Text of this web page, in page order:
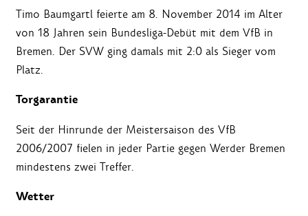
Timo Baumgartl feierte am 8. November 2014 im Alter
von 18 Jahren sein Bundesliga-Debüt mit dem VfB in
Bremen. Der SVW ging damals mit 2:0 als Sieger vom
Platz.
Torgarantie
Seit der Hinrunde der Meistersaison des VfB
2006/2007 fielen in jeder Partie gegen Werder Bremen
mindestens zwei Treffer.
Wetter